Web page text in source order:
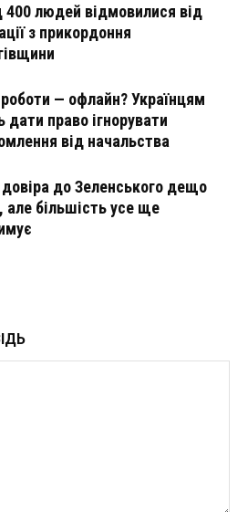
400 людей відмовилися від
з прикордоння
— офлайн? Українцям
дати право ігнорувати
від начальства
до Зеленського дещо
але більшість усе ще